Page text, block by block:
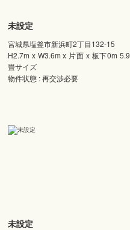
未設定
宮城県塩釜市新浜町2丁目132-15
H2.7m x W3.6m x 片面 x 板下0m 5.9
畳サイズ
物件状態 : 再交渉必要
未設定